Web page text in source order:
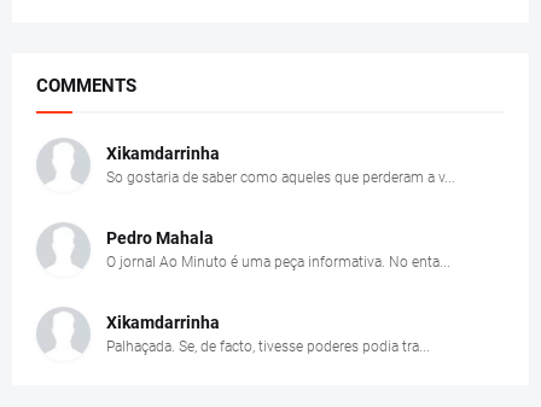
COMMENTS
Xikamdarrinha
So gostaria de saber como aqueles que perderam a v...
Pedro Mahala
O jornal Ao Minuto é uma peça informativa. No enta...
Xikamdarrinha
Palhaçada. Se, de facto, tivesse poderes podia tra...